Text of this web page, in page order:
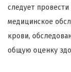
следует
медицинское
крови,
общую оценку